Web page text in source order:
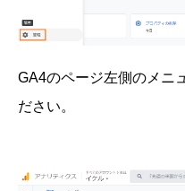
GA4のページ左側のメニ
ださい。